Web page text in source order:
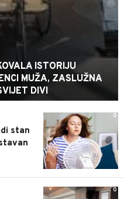
ISTORIJU
MUŽA, ZASLUŽNA
DIVI
0
stan
0